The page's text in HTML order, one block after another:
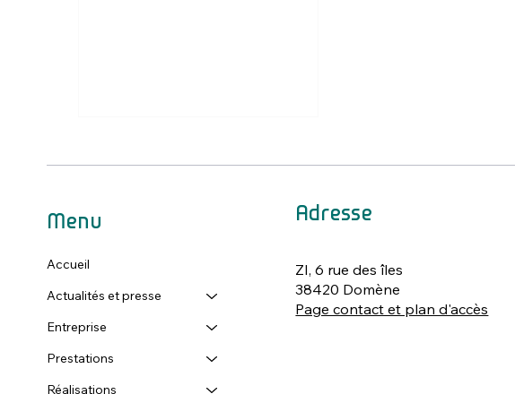
Menu
Accueil
Actualités et presse
Entreprise
Prestations
Réalisations
Adresse
ZI, 6 rue des îles
38420 Domène
Page contact et plan d'accès